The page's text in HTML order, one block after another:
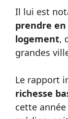
Il lui est
prendre
logement,
grandes
Le rapport
richesse
cette